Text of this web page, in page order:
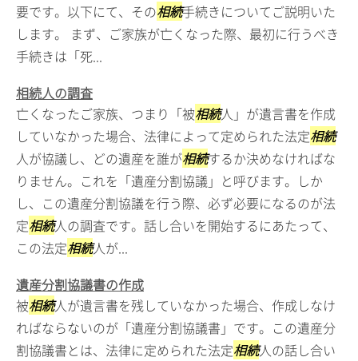
要です。以下にて、その相続手続きについてご説明いた
します。 まず、ご家族が亡くなった際、最初に行うべき
手続きは「死...
相続人の調査
亡くなったご家族、つまり「被相続人」が遺言書を作成
していなかった場合、法律によって定められた法定相続
人が協議し、どの遺産を誰が相続するか決めなければな
りません。これを「遺産分割協議」と呼びます。しか
し、この遺産分割協議を行う際、必ず必要になるのが法
定相続人の調査です。話し合いを開始するにあたって、
この法定相続人が...
遺産分割協議書の作成
被相続人が遺言書を残していなかった場合、作成しなけ
ればならないのが「遺産分割協議書」です。この遺産分
割協議書とは、法律に定められた法定相続人の話し合い